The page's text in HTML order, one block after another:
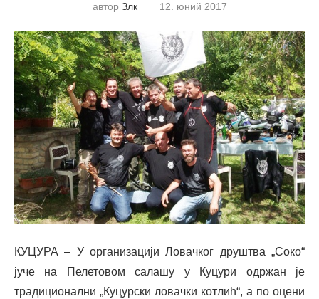
автор Злк 12. юний 2017
КУЦУРА – У организацији Ловачког друштва „Соко“
јуче на Пелетовом салашу у Куцури одржан је
традиционални „Куцурски ловачки котлић“, а по оцени